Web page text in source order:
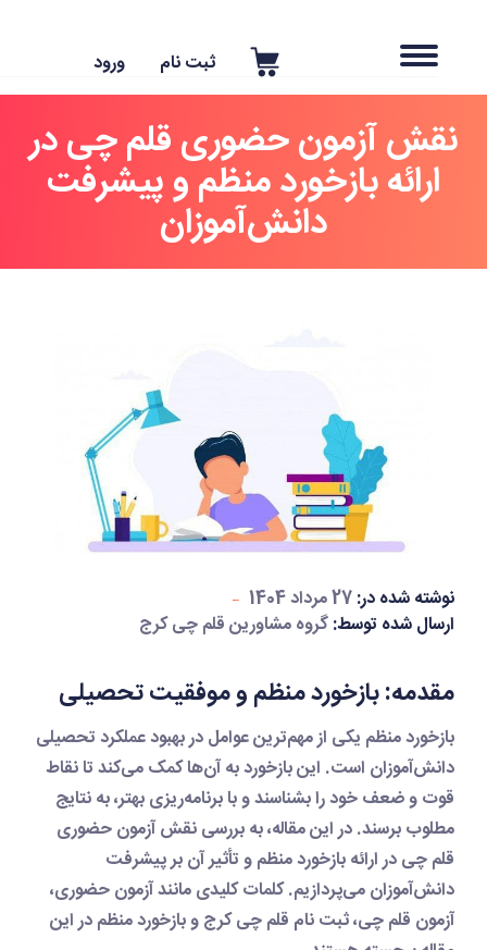
ثبت نام
آزمون حضوری قلم چی در
ارائه بازخورد منظم و پیشرفت
دانش‌آموزان
نوشته شده در:27 مرداد 1404
ارسال شده توسط:گروه مشاورین قلم چی کرج
مقدمه: بازخورد منظم و موفقیت تحصیلی
بازخورد منظم یکی از مهم‌ترین عوامل در بهبود عملکرد تحصیلی
دانش‌آموزان است. این بازخورد به آن‌ها کمک می‌کند تا نقاط
قوت و ضعف خود را بشناسند و با برنامه‌ریزی بهتر، به نتایج
مطلوب برسند. در این مقاله، به بررسی نقشآزمون حضوری
قلم چیدر ارائه بازخورد منظم و تأثیر آن بر پیشرفت
دانش‌آموزان می‌پردازیم. کلمات کلیدی مانندآزمون حضوری،
آزمون قلم چی،ثبت نام قلم چی کرجوبازخورد منظمدر این